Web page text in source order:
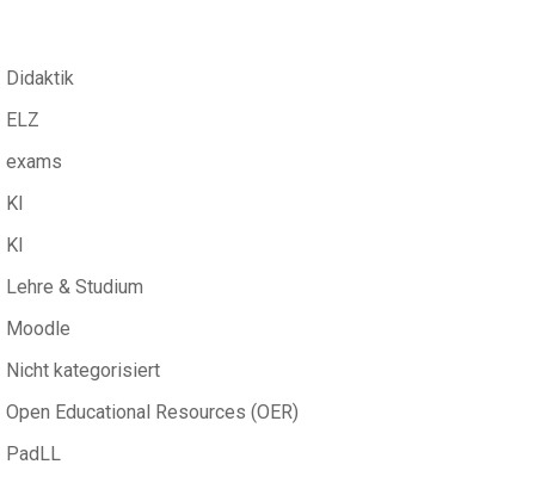
Didaktik
ELZ
exams
KI
KI
Lehre & Studium
Moodle
Nicht kategorisiert
Open Educational Resources (OER)
PadLL